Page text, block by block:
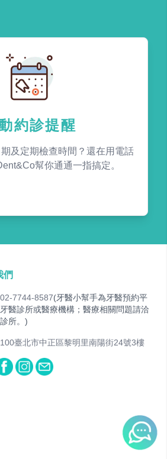
約診提醒
及定期檢查時間？還在用電話
幫你通通一指搞定。
們
7744-8587(牙醫小幫手為牙醫預約平
醫診所或醫療機構；醫療相關問題請洽
所。)
臺北市中正區黎明里南陽街24號3樓